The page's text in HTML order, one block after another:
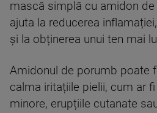
mască simplă cu amidon
ajuta la reducerea
și la obținerea unui ten mai
Amidonul de porumb poate
calma iritațiile pielii, cum ar
minore, erupțiile cutanate